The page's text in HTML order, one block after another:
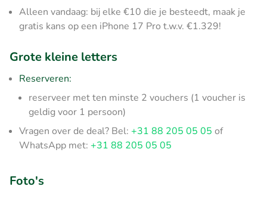
Alleen vandaag: bij elke €10 die je besteedt, maak je
gratis kans op een iPhone 17 Pro t.w.v. €1.329!
Grote kleine letters
Reserveren:
reserveer met ten minste 2 vouchers (1 voucher is
geldig voor 1 persoon)
Vragen over de deal? Bel: +31 88 205 05 05 of
WhatsApp met: +31 88 205 05 05
Foto's